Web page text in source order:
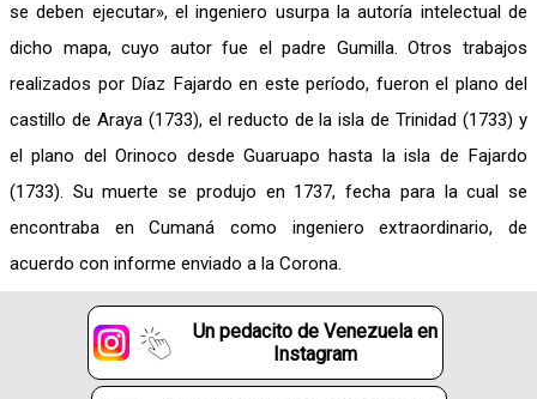
se deben ejecutar», el ingeniero usurpa la autoría intelectual de
dicho mapa, cuyo autor fue el padre Gumilla. Otros trabajos
realizados por Díaz Fajardo en este período, fueron el plano del
castillo de Araya (1733), el reducto de la isla de Trinidad (1733) y
el plano del Orinoco desde Guaruapo hasta la isla de Fajardo
(1733). Su muerte se produjo en 1737, fecha para la cual se
encontraba en Cumaná como ingeniero extraordinario, de
acuerdo con informe enviado a la Corona.
Un pedacito de Venezuela en
Instagram